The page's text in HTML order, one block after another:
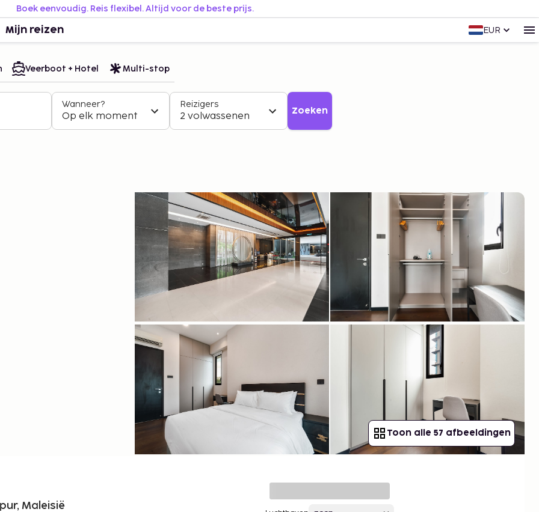
Boek eenvoudig. Reis flexibel. Altijd voor de beste prijs.
Mijn reizen EUR
Veerboot + Hotel Multi-stop
Wanneer?
Op elk moment
Reizigers
2 volwassenen Zoeken
Toon alle 57 afbeeldingen
Maleisië